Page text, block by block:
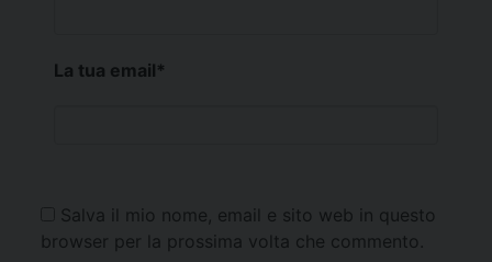
La tua email*
Salva il mio nome, email e sito web in questo
browser per la prossima volta che commento.